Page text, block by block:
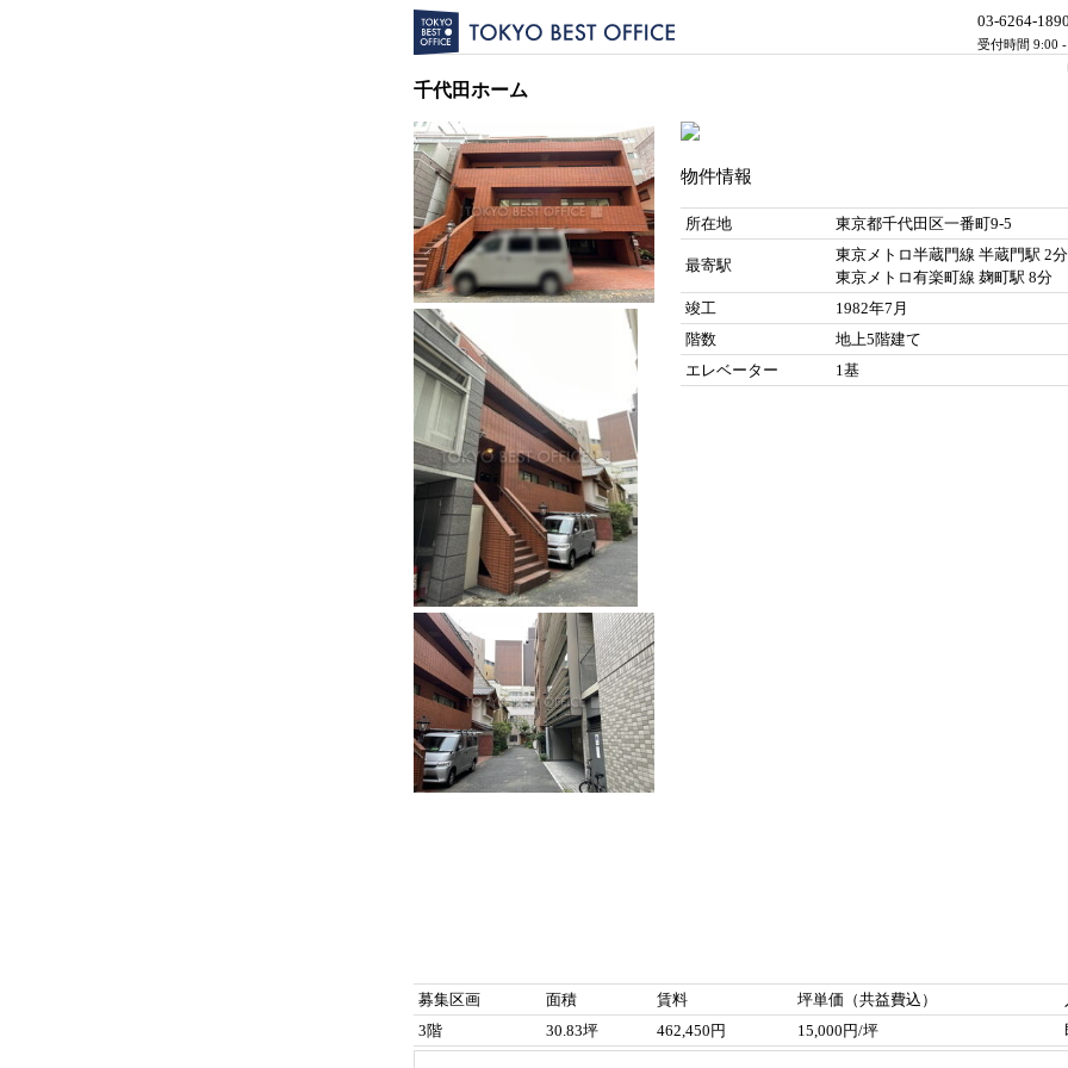
03-6264-1890
受付時間 9:00
千代田ホーム
物件情報
所在地 東京都千代田区一番町9-5
最寄駅
東京メトロ半蔵門線 半蔵門駅 2分
東京メトロ有楽町線 麹町駅 8分
竣工
1982年7月
階数
地上5階建て
エレベーター
1基
募集区画 面積 賃料 坪単価（共益費込）
3階
30.83坪 462,450円 15,000円/坪